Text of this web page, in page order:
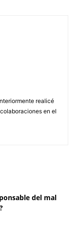
realicé
en el
del mal